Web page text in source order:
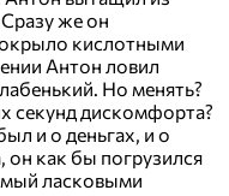
же он
кислотными
Антон ловил
Но менять?
секунд дискомфорта?
и о деньгах, и о
он как бы погрузился
ласковыми